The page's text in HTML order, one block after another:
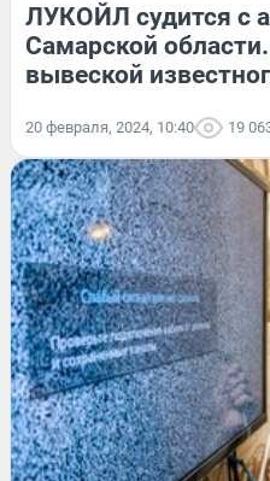
ЛУКОЙЛ судится с
Самарской
вывеской
20 февраля, 2024, 10:40 19